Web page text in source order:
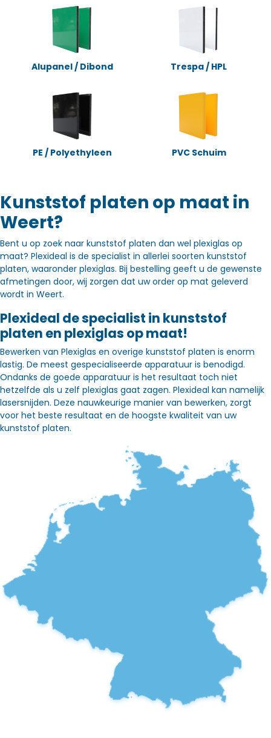
Alupanel / Dibond Trespa / HPL
PE / Polyethyleen PVC Schuim
Kunststof platen op maat in
Weert?
Bent u op zoek naar kunststof platen dan wel plexiglas op
maat? Plexideal is de specialist in allerlei soorten kunststof
platen, waaronder plexiglas. Bij bestelling geeft u de gewenste
afmetingen door, wij zorgen dat uw order op mat geleverd
wordt in Weert.
Plexideal de specialist in kunststof
platen en plexiglas op maat!
Bewerken van Plexiglas en overige kunststof platen is enorm
lastig. De meest gespecialiseerde apparatuur is benodigd.
Ondanks de goede apparatuur is het resultaat toch niet
hetzelfde als u zelf plexiglas gaat zagen. Plexideal kan namelijk
lasersnijden. Deze nauwkeurige manier van bewerken, zorgt
voor het beste resultaat en de hoogste kwaliteit van uw
kunststof platen.